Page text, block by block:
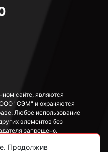
сайте, являются
ООО "СЭМ" и охраняются
Любое использование
элементов без
запрещено.
носит исключительно
Продолжив